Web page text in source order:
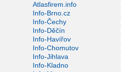
Atlasfirem.info
Info-Brno.cz
Info-Čechy
Info-Děčín
Info-Havířov
Info-Chomutov
Info-Jihlava
Info-Kladno